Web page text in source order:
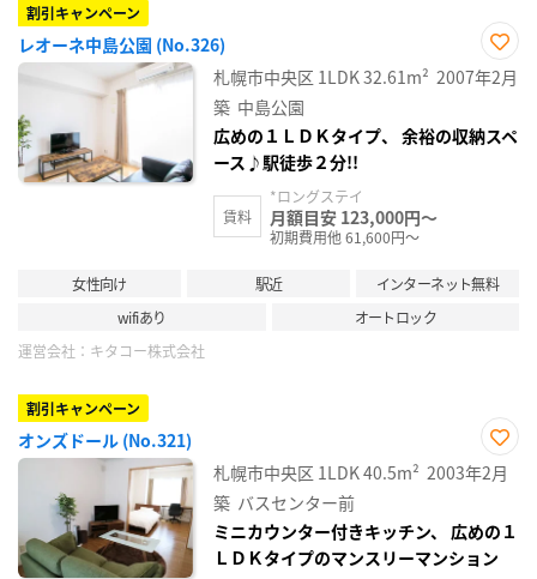
割引キャンペーン
レオーネ中島公園 (No.326)
お気
に入
札幌市中央区 1LDK32.61m² 2007年2月
築 中島公園
広めの１ＬＤＫタイプ、 余裕の収納スペ
ース♪駅徒歩２分!!
賃料
*ロングステイ
月額目安 123,000円～
初期費用他 61,600円～
女性向け 駅近
インターネット無料
wifiあり
オートロック
運営会社： キタコー株式会社
割引キャンペーン
オンズドール (No.321)
お気
に入
札幌市中央区 1LDK40.5m² 2003年2月
築 バスセンター前
ミニカウンター付きキッチン、 広めの１
ＬＤＫタイプのマンスリーマンション